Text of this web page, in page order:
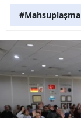
#Mahsuplaşma